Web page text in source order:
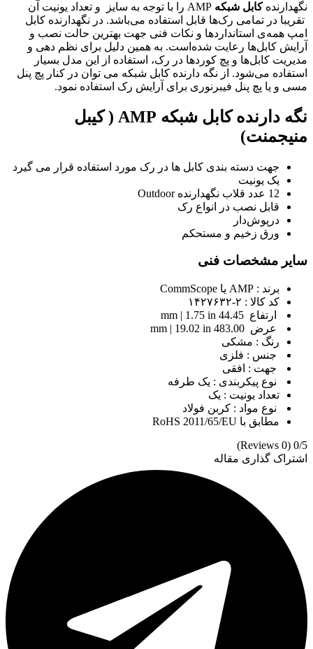
نگهدارندهکابل شبکه
AMP را با توجه به سایز و تعداد یونیت آن
تقریبا در تمامی رک‌ها قابل استفاده می‌باشد. در نگهدارنده کابل
امپ همه‌ی استانداردها و نکات فنی جهت بهترین حالت نصب و
آرایش کابل‌ها رعایت شده‌است. به همین دلیل برای نظم دهی و
مدیریت کابل‌ها و پچ کوردها در رک، استفاده از این مدل بسیار
استفاده می‌شود. از نگه دارنده کابل شبکه می‌ توان در کنار پچ پنل
مسی و یا پچ پنل فیبرنوری برای آرایش رک استفاده نمود.
نگه دارنده کابل شبکه AMP ( کیبل
منیجمنت)
جهت دسته بندی کابل ها در رک مورد استفاده قرار می گیرد
یک یونیت
12 عدد قلاب نگهدارنده Outdoor
قابل نصب در انواع رک
درپوش‌دار
ورق زخیم و مستحکم
سایر مشخصات فنی
برند : AMP یا CommScope
کد کالا : ۲-۱۴۲۷۶۳۲
ارتفاع 44.45 mm | 1.75 in
عرض 483.00 mm | 19.02 in
رنگ : مشکی
جنس : فلزی
جهت : افقی
نوع پیکربندی : یک طرفه
تعداد یونیت : یک
نوع مواد : کربن فولاد
مطابق با RoHS 2011/65/EU
0/5
(0 Reviews)
اشتراک گذاری مقاله